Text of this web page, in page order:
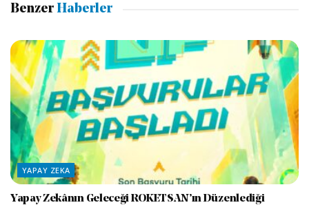
Benzer Haberler
YAPAY ZEKA
Yapay Zekânın Geleceği ROKETSAN’ın Düzenlediği